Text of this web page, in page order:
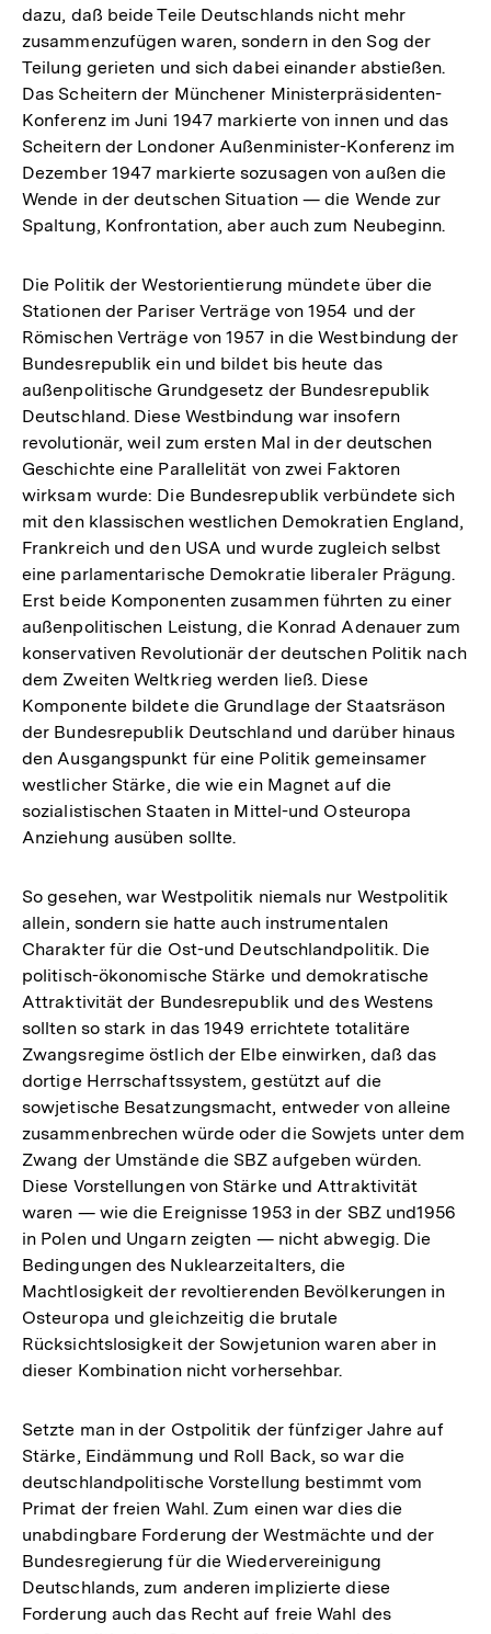
dazu, daß beide Teile Deutschlands nicht mehr
zusammenzufügen waren, sondern in den Sog der
Teilung gerieten und sich dabei einander abstießen.
Das Scheitern der Münchener Ministerpräsidenten-
Konferenz im Juni 1947 markierte von innen und das
Scheitern der Londoner Außenminister-Konferenz im
Dezember 1947 markierte sozusagen von außen die
Wende in der deutschen Situation — die Wende zur
Spaltung, Konfrontation, aber auch zum Neubeginn.
Die Politik der Westorientierung mündete über die
Stationen der Pariser Verträge von 1954 und der
Römischen Verträge von 1957 in die Westbindung der
Bundesrepublik ein und bildet bis heute das
außenpolitische Grundgesetz der Bundesrepublik
Deutschland. Diese Westbindung war insofern
revolutionär, weil zum ersten Mal in der deutschen
Geschichte eine Parallelität von zwei Faktoren
wirksam wurde: Die Bundesrepublik verbündete sich
mit den klassischen westlichen Demokratien England,
Frankreich und den USA und wurde zugleich selbst
eine parlamentarische Demokratie liberaler Prägung.
Erst beide Komponenten zusammen führten zu einer
außenpolitischen Leistung, die Konrad Adenauer zum
konservativen Revolutionär der deutschen Politik nach
dem Zweiten Weltkrieg werden ließ. Diese
Komponente bildete die Grundlage der Staatsräson
der Bundesrepublik Deutschland und darüber hinaus
den Ausgangspunkt für eine Politik gemeinsamer
westlicher Stärke, die wie ein Magnet auf die
sozialistischen Staaten in Mittel-und Osteuropa
Anziehung ausüben sollte.
So gesehen, war Westpolitik niemals nur Westpolitik
allein, sondern sie hatte auch instrumentalen
Charakter für die Ost-und Deutschlandpolitik. Die
politisch-ökonomische Stärke und demokratische
Attraktivität der Bundesrepublik und des Westens
sollten so stark in das 1949 errichtete totalitäre
Zwangsregime östlich der Elbe einwirken, daß das
dortige Herrschaftssystem, gestützt auf die
sowjetische Besatzungsmacht, entweder von alleine
zusammenbrechen würde oder die Sowjets unter dem
Zwang der Umstände die SBZ aufgeben würden.
Diese Vorstellungen von Stärke und Attraktivität
waren — wie die Ereignisse 1953 in der SBZ und1956
in Polen und Ungarn zeigten — nicht abwegig. Die
Bedingungen des Nuklearzeitalters, die
Machtlosigkeit der revoltierenden Bevölkerungen in
Osteuropa und gleichzeitig die brutale
Rücksichtslosigkeit der Sowjetunion waren aber in
dieser Kombination nicht vorhersehbar.
Setzte man in der Ostpolitik der fünfziger Jahre auf
Stärke, Eindämmung und Roll Back, so war die
deutschlandpolitische Vorstellung bestimmt vom
Primat der freien Wahl. Zum einen war dies die
unabdingbare Forderung der Westmächte und der
Bundesregierung für die Wiedervereinigung
Deutschlands, zum anderen implizierte diese
Forderung auch das Recht auf freie Wahl des